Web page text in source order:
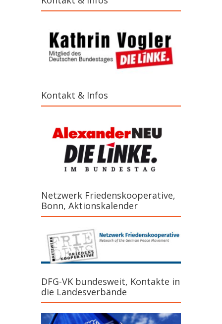
Kontakt & Infos
Netzwerk Friedenskooperative,
Bonn, Aktionskalender
DFG-VK bundesweit, Kontakte in
die Landesverbände